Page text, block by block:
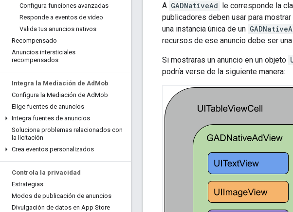
Configura funciones avanzadas
Responde a eventos de video
Valida tus anuncios nativos
Recompensado
Anuncios intersticiales
recompensados
Integra la Mediación de Ad Mob
Configura la Mediación de AdMob
Elige fuentes de anuncios
Integra fuentes de anuncios
Soluciona problemas relacionados con
la licitación
Crea eventos personalizados
Controla la privacidad
Estrategias
Modos de publicación de anuncios
Divulgación de datos en App Store
A GADNativeAd le corresponde la
publicadores deben usar para
una instancia única de un
recursos de ese anuncio debe ser
Si mostraras un anuncio en un objeto
podría verse de la siguiente manera: